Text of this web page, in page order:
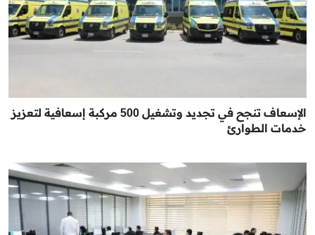
الإسعاف تنجح في تجديد وتشغيل 500 مركبة إسعافية لتعزيز
خدمات الطوارئ